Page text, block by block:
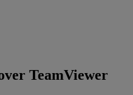
TeamViewer